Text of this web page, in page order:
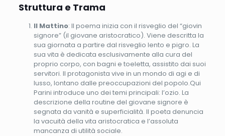
Struttura e Trama
Il Mattino: Il poema inizia con il risveglio del “giovin
signore” (il giovane aristocratico). Viene descritta la
sua giornata a partire dal risveglio lento e pigro. La
sua vita è dedicata esclusivamente alla cura del
proprio corpo, con bagni e toeletta, assistito dai suoi
servitori. Il protagonista vive in un mondo di agi e di
lusso, lontano dalle preoccupazioni del popolo.Qui
Parini introduce uno dei temi principali: l’ozio. La
descrizione della routine del giovane signore è
segnata da vanità e superficialità. Il poeta denuncia
la vacuità della vita aristocratica e l’assoluta
mancanza di utilità sociale.